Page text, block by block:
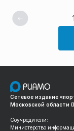
Подмосковья
сообщает пресс-
1
Сетевое издание
Московской области
Соучредители:
Министерство